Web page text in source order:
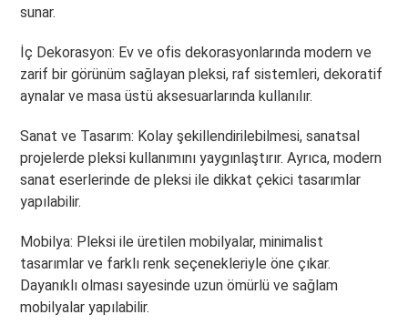
sunar.
İç Dekorasyon: Ev ve ofis dekorasyonlarında modern ve
zarif bir görünüm sağlayan pleksi, raf sistemleri, dekoratif
aynalar ve masa üstü aksesuarlarında kullanılır.
Sanat ve Tasarım: Kolay şekillendirilebilmesi, sanatsal
projelerde pleksi kullanımını yaygınlaştırır. Ayrıca, modern
sanat eserlerinde de pleksi ile dikkat çekici tasarımlar
yapılabilir.
Mobilya: Pleksi ile üretilen mobilyalar, minimalist
tasarımlar ve farklı renk seçenekleriyle öne çıkar.
Dayanıklı olması sayesinde uzun ömürlü ve sağlam
mobilyalar yapılabilir.